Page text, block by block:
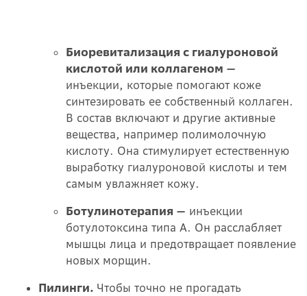
Биоревитализация с гиалуроновой
кислотой или коллагеном —
инъекции, которые помогают коже
синтезировать ее собственный коллаген.
В состав включают и другие активные
вещества, например полимолочную
кислоту. Она стимулирует естественную
выработку гиалуроновой кислоты и тем
самым увлажняет кожу.
Ботулинотерапия — инъекции
ботулотоксина типа А. Он расслабляет
мышцы лица и предотвращает появление
новых морщин.
Пилинги. Чтобы точно не прогадать